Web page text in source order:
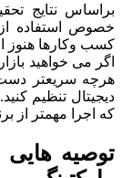
براساس نتایج
خصوص استفاده از
کسب وکارها هنوز
هرچه سریعتر دست
دیجیتال تنظیم
که اجرا مهمتر از
توصیه هایی